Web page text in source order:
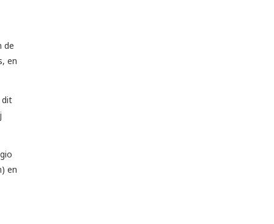
de
en
dit
en